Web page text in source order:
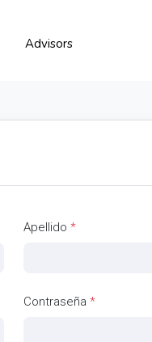
Advisors
Apellido *
Contraseña *